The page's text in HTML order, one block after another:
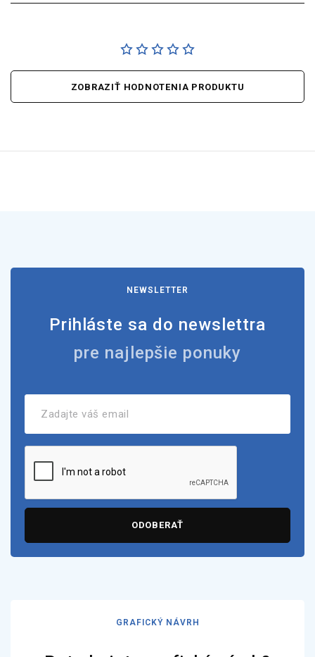
ZOBRAZIŤ HODNOTENIA PRODUKTU
NEWSLETTER
Prihláste sa do newslettra
pre najlepšie ponuky
ODOBERAŤ
GRAFICKÝ NÁVRH